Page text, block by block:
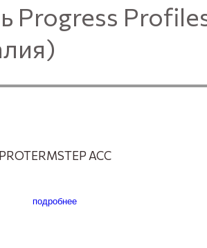
PROTERMSTEP ACC
подробнее